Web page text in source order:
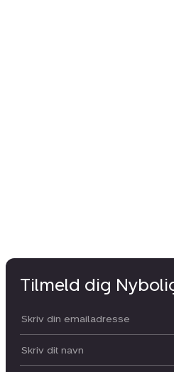
Tilmeld dig
Din email:
Dit navn: